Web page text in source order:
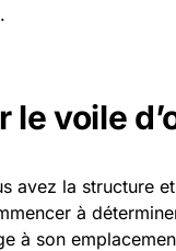
le voile
avez la structure
à
à son